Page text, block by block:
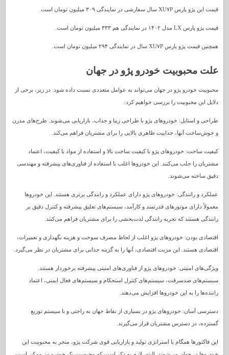
قیمت این پژو پارس XU۷P سال سفارشی در نمایندگی ۳۰۹ میلیون تومان است.
قیمت پژو پارس LX مدل ۱۴۰۲ در نمایندگی هم ۳۳۳ میلیون تومان است.
همچنین قیمت پژو پارس XU۷P سال در نمایندگی ۲۹۴ میلیون تومان است.
علت محبوبیت خودرو پژو در جهان
محبوبیت خودرو پژو در جهان می‌تواند به عوامل متعددی نسبت داده شود. در زیر، برخی از
دلایل این محبوبیت را بررسی خواهیم کرد:
طراحی و استایل: خودروهای پژو با طراحی زیبا و جذاب، بازاریابی می‌شوند. طرح‌های مدرن
و خوش‌ساخت آنها، جذابیت ظاهری بالایی را برای مشتریان فراهم می‌کند.
کیفیت ساخت: خودروهای پژو با کیفیت ساخت بالا و استفاده از مواد با کیفیت، اعتماد
مشتریان را جلب می‌کنند. این خودروها اغلب با استفاده از فناوری‌های پیشرفته و مهندسی
دقیق ساخته می‌شوند.
عملکرد و رانندگی: خودروهای پژو دارای عملکرد و رانندگی برتری هستند. این خودروها
معمولاً دارای موتورهای قدرتمند و کارآمد، سیستم‌های تعلیق پیشرفته و کنترل دقیق بر
رانندگی هستند که تجربه رانندگی لذت‌بخشی را برای مشتریان فراهم می‌کنند.
اقتصادی بودن: خودروهای پژو اغلب از لحاظ مصرف سوخت و هزینه نگهداری و تعمیرات،
اقتصادی هستند. این مزیت اقتصادی، آنها را به گزینه جذابی برای مشتریان در نظر می‌گیرد.
ویژگی‌های امنیتی: خودروهای پژو از فناوری‌های امنیتی پیشرفته برخوردار هستند.
سیستم‌های ضدسرقت، سیستم‌های کنترل استحکام و سیستم‌های فعال ایمنی، اعتماد
راننده‌ها را به این خودروها افزایش می‌دهند.
دسترسی آسان: خودروهای پژو در بسیاری از نقاط جهان به راحتی و با سیستم توزیع
گسترده، در دسترس مشتریان قرار می‌گیرند.
این فاکتورها همگام با استراتژی تولید و بازاریابی قوی شرکت پژو، منجر به محبوبیت این